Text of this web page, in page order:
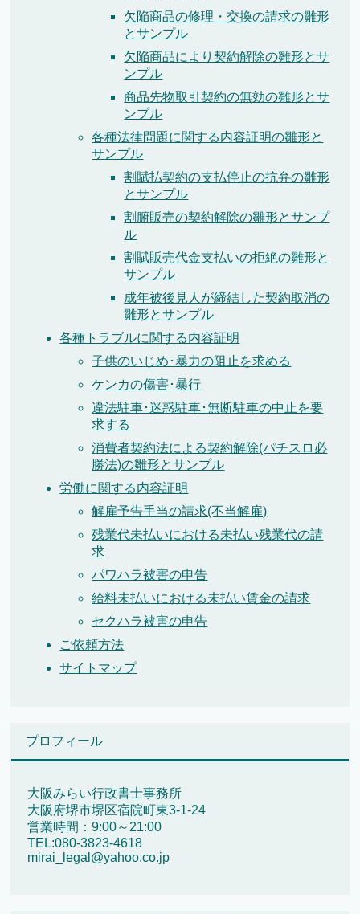
欠陥商品の修理・交換の請求の雛形
とサンプル
欠陥商品により契約解除の雛形とサ
ンプル
商品先物取引契約の無効の雛形とサ
ンプル
各種法律問題に関する内容証明の雛形と
サンプル
割賦払契約の支払停止の抗弁の雛形
とサンプル
割腑販売の契約解除の雛形とサンプ
ル
割賦販売代金支払いの拒絶の雛形と
サンプル
成年被後見人が締結した契約取消の
雛形とサンプル
各種トラブルに関する内容証明
子供のいじめ･暴力の阻止を求める
ケンカの傷害･暴行
違法駐車･迷惑駐車･無断駐車の中止を要
求する
消費者契約法による契約解除(パチスロ必
勝法)の雛形とサンプル
労働に関する内容証明
解雇予告手当の請求(不当解雇)
残業代未払いにおける未払い残業代の請
求
パワハラ被害の申告
給料未払いにおける未払い賃金の請求
セクハラ被害の申告
ご依頼方法
サイトマップ
プロフィール
大阪みらい行政書士事務所
大阪府堺市堺区宿院町東3-1-24
営業時間：9:00～21:00
TEL:080-3823-4618
mirai_legal@yahoo.co.jp